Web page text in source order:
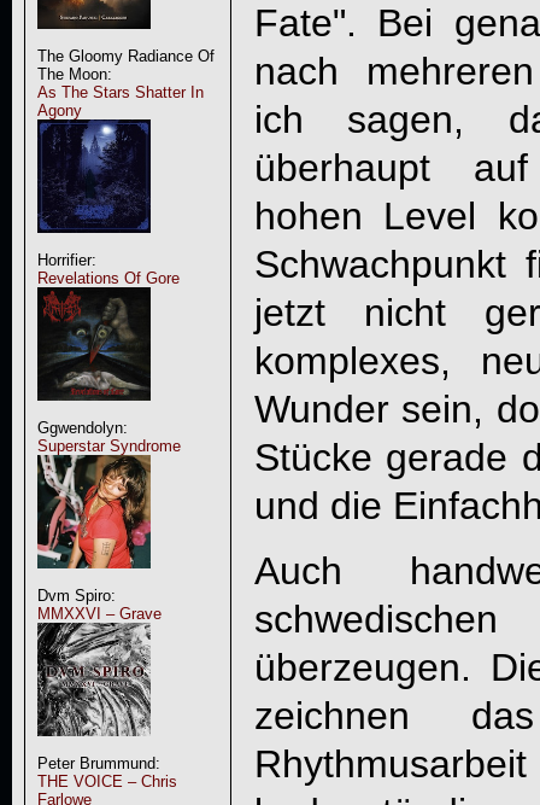
The Gloomy Radiance Of
The Moon:
As The Stars Shatter In
Agony
Horrifier:
Revelations Of Gore
Ggwendolyn:
Superstar Syndrome
Dvm Spiro:
MMXXVI – Grave
Peter Brummund:
THE VOICE – Chris
Farlowe
Fate". Bei
nach
ich sagen,
überhaupt
hohen Level
Schwachpunkt
jetzt nicht
komplexes,
Wunder sein,
Stücke gerade
und die
Auch
überzeugen.
zeichnen